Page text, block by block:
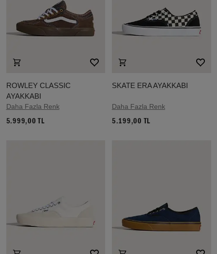
ROWLEY CLASSIC
AYAKKABI
Daha Fazla Renk
5.999,00 TL
SKATE ERA AYAKKABI
Daha Fazla Renk
5.199,00 TL